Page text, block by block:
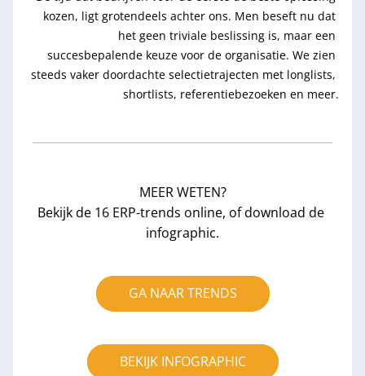
kozen, ligt grotendeels achter ons. Men beseft nu dat
het geen triviale beslissing is, maar een
succesbepalende keuze voor de organisatie. We zien
steeds vaker doordachte selectietrajecten met longlists,
shortlists, referentiebezoeken en meer.
MEER WETEN?
Bekijk de 16 ERP-trends online, of download de
infographic.
GA NAAR TRENDS
BEKIJK INFOGRAPHIC